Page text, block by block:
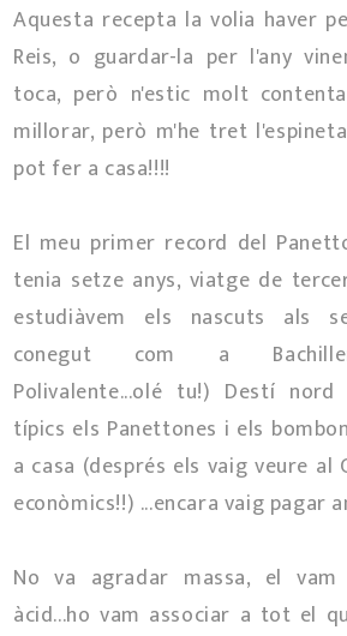
Aquesta recepta la volia haver
Reis, o guardar-la per l'any
toca, però n'estic molt
millorar, però m'he tret
pot fer a casa!!!!
El meu primer record del
tenia setze anys, viatge de
estudiàvem els nascuts als
conegut com a
Polivalente...olé tu!) Destí
típics els Panettones i els
a casa (després els vaig veure al
econòmics!!) ...encara vaig pagar
No va agradar massa, el
àcid...ho vam associar a tot el